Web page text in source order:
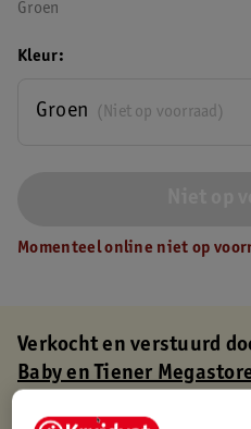
Groen
Kleur
(Niet op voorraad)
Groen
Momenteel online niet op
Verkocht en verstuurd
Baby en Tiener
Binnen 1 werkdag verstuurd